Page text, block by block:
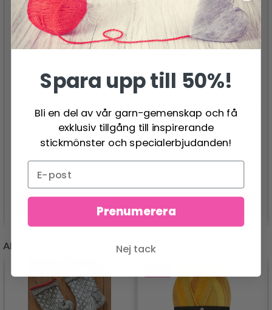
MORNING SUNSHINE
BY DROPS DESIGN
95.95 SEK
203-24 LINE WALKING
BY DROPS DESIGN
126.00 SEK
ANDRA KUNDER KÖPTE
Spara upp till 50%!
Bli en del av vår garn-gemenskap och få
exklusiv tillgång till inspirerande
stickmönster och specialerbjudanden!
Prenumerera
Nej tack